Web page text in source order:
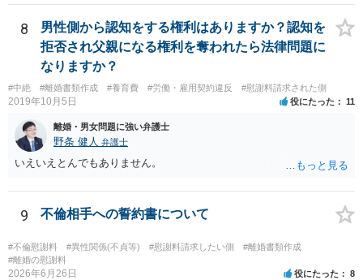
せずに続いていることも，いずれもあり得ると思います。個々の弁護
士の考え方によります。
8
男性側から認知をする権利はありますか？認知を
拒否され父親になる権利を奪われたら法律問題に
なりますか？
#中絶 #離婚書類作成 #養育費 #労働・雇用契約違反 #慰謝料請求された側
2019年10月5日 役にたった 11
離婚・男女問題に強い弁護士
野条 健人 弁護士
いえいえとんでもありません。
9 不倫相手への誓約書について
#不倫慰謝料 #異性関係(不貞等) #慰謝料請求したい側
#離婚書類作成
#離婚の慰謝料
2026年6月26日 役にたった 8